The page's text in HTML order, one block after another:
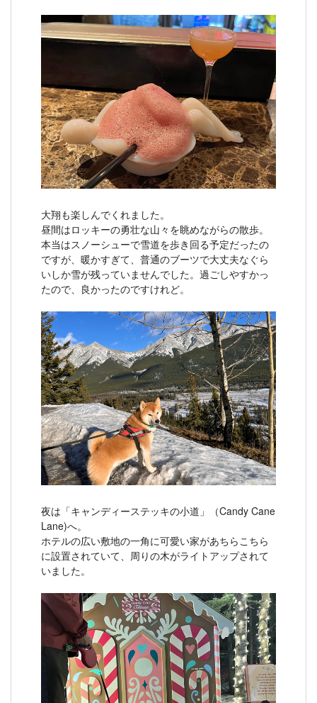
大翔も楽しんでくれました。
昼間はロッキーの勇壮な山々を眺めながらの散歩。
本当はスノーシューで雪道を歩き回る予定だったの
ですが、暖かすぎて、普通のブーツで大丈夫なぐら
いしか雪が残っていませんでした。過ごしやすかっ
たので、良かったのですけれど。
夜は「キャンディーステッキの小道」（Candy Cane
Lane)へ。
ホテルの広い敷地の一角に可愛い家があちらこちら
に設置されていて、周りの木がライトアップされて
いました。